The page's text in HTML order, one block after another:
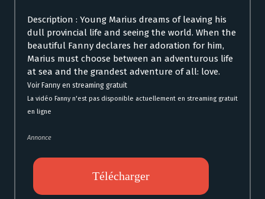
Description : Young Marius dreams of leaving his
dull provincial life and seeing the world. When the
beautiful Fanny declares her adoration for him,
Marius must choose between an adventurous life
at sea and the grandest adventure of all: love.
Voir Fanny en streaming gratuit
La vidéo Fanny n'est pas disponible actuellement en streaming gratuit
en ligne
Annonce